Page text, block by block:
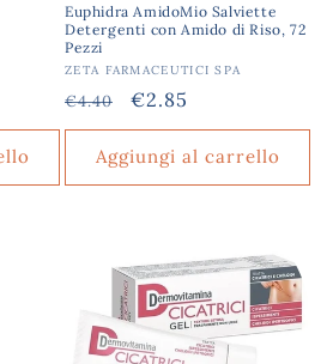
Euphidra AmidoMio Salviette
Detergenti con Amido di Riso, 72
Pezzi
Produttore:
ZETA FARMACEUTICI SPA
Prezzo
di
listino
€4.40
Prezzo
scontato
€2.85
Aggiungi al carrello